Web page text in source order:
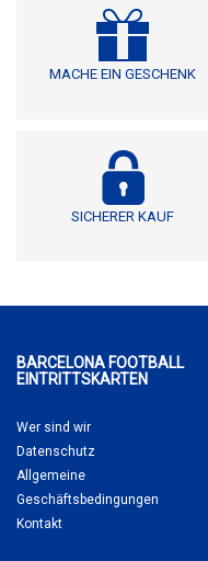
MACHE EIN GESCHENK
SICHERER KAUF
BARCELONA FOOTBALL
EINTRITTSKARTEN
Wer sind wir
Datenschutz
Allgemeine
Geschäftsbedingungen
Kontakt